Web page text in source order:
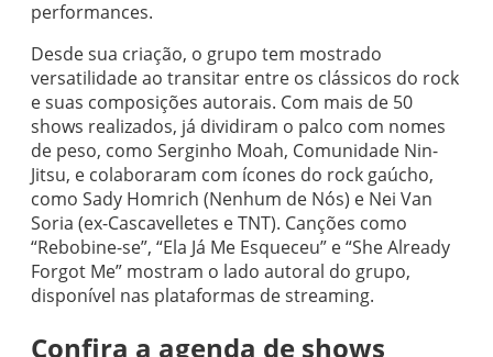
performances.
Desde sua criação, o grupo tem mostrado
versatilidade ao transitar entre os clássicos do rock
e suas composições autorais. Com mais de 50
shows realizados, já dividiram o palco com nomes
de peso, como Serginho Moah, Comunidade Nin-
Jitsu, e colaboraram com ícones do rock gaúcho,
como Sady Homrich (Nenhum de Nós) e Nei Van
Soria (ex-Cascavelletes e TNT). Canções como
“Rebobine-se”, “Ela Já Me Esqueceu” e “She Already
Forgot Me” mostram o lado autoral do grupo,
disponível nas plataformas de streaming.
Confira a agenda de shows